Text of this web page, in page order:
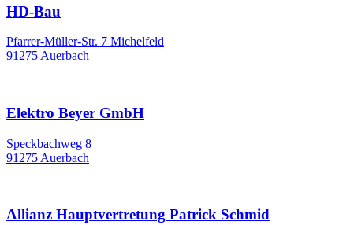
HD-Bau
Pfarrer-Müller-Str. 7 Michelfeld
91275 Auerbach
Elektro Beyer GmbH
Speckbachweg 8
91275 Auerbach
Allianz Hauptvertretung Patrick Schmid